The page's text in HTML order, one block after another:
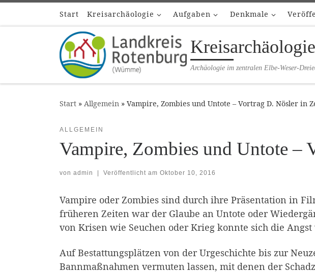
Zum Inhalt springen
Start Kreisarchäologie Aufgaben Denkmale
Kreisarchäologie
Archäologie im zentralen Elbe-Weser-
Start » Allgemein » Vampire, Zombies und Untote – Vortrag D. Nösler in
ALLGEMEIN
Vampire, Zombies und Untote –
von admin Veröffentlicht am Oktober 10, 2016
Vampire oder Zombies sind durch ihre Präsentation in
früheren Zeiten war der Glaube an Untote oder
von Krisen wie Seuchen oder Krieg konnte sich die
Auf Bestattungsplätzen von der Urgeschichte bis zur
Bannmaßnahmen vermuten lassen, mit denen der